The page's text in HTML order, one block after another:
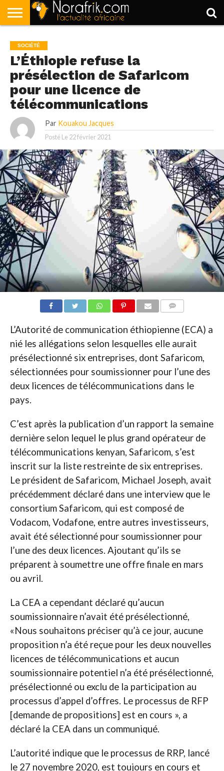
POLITIQUE
SOCIÉTÉ
ECONOMIE
SPORT
LIFESTYLE
SOCIÉTÉ
L’Éthiopie refuse la
présélection de Safaricom
pour une licence de
télécommunications
Par Kouakou Jacques
Posté Le 22 février 2021
L’Autorité de communication éthiopienne (ECA) a
nié les allégations selon lesquelles elle aurait
présélectionné six entreprises, dont Safaricom,
sélectionnées pour soumissionner pour l’une des
deux licences de télécommunications dans le
pays.
C’est après la publication d’un rapport la semaine
dernière selon lequel le plus grand opérateur de
télécommunications kenyan, Safaricom, s’est
inscrit sur la liste restreinte de six entreprises.
Le président de Safaricom, Michael Joseph, avait
précédemment déclaré dans une interview que le
consortium Safaricom, qui est composé de
Vodacom, Vodafone, entre autres investisseurs,
avait été sélectionné pour soumissionner pour
l’une des deux licences. Ajoutant qu’ils se
préparent à soumettre une offre finale en mars
ou avril.
La CEA a cependant déclaré qu’aucun
soumissionnaire n’avait été présélectionné,
«Nous souhaitons préciser qu’à ce jour, aucune
proposition n’a été reçue pour les deux nouvelles
licences de télécommunications et aucun
soumissionnaire potentiel n’a été présélectionné,
présélectionné ou exclu de la participation au
processus d’appel d’offres. Le processus de RFP
[demande de propositions] est en cours », a
déclaré la CEA dans un communiqué.
L’autorité indique que le processus de RRP, lancé
le 27 novembre 2020, est toujours en cours et